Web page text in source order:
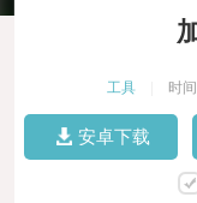
工具 时
安卓下载